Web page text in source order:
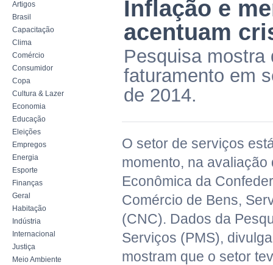
Artigos
Brasil
Capacitação
Clima
Comércio
Consumidor
Copa
Cultura & Lazer
Economia
Educação
Eleições
Empregos
Energia
Esporte
Finanças
Geral
Habitação
Indústria
Internacional
Justiça
Meio Ambiente
Inflação e
acentuam
Pesquisa mostra
faturamento em
de 2014.
O setor de serviços
momento, na avaliação
Econômica da
Comércio de Bens,
(CNC). Dados da
Serviços (PMS),
mostram que o setor